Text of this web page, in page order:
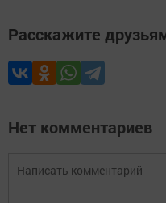
Расскажите
Нет комментариев